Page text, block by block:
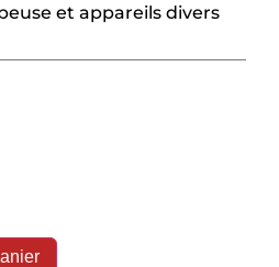
et appareils divers